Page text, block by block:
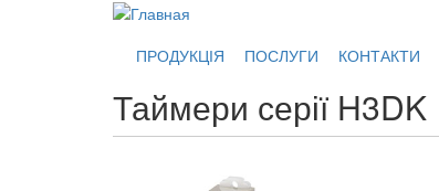
Перейти к основному содержанию
ПРОДУКЦІЯ
ПОСЛУГИ КОНТАКТИ
Таймери серії H3DK